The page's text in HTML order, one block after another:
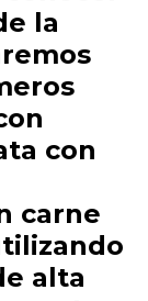
la
con
carne
alta